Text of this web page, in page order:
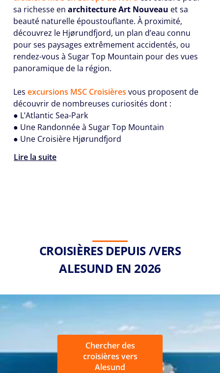
sa richesse en architecture Art Nouveau et sa
beauté naturelle époustouflante. À proximité,
découvrez le Hjørundfjord, un plan d’eau connu
pour ses paysages extrêmement accidentés, ou
rendez-vous à Sugar Top Mountain pour des vues
panoramique de la région.
Les excursions MSC Croisières vous proposent de
découvrir de nombreuses curiosités dont :
● L’Atlantic Sea-Park
● Une Randonnée à Sugar Top Mountain
● Une Croisière Hjørundfjord
Lire la suite
CROISIÈRES DEPUIS /VERS
ALESUND EN 2026
Chercher des
croisières vers
Alesund